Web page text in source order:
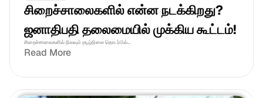
சிறைச்சாலைகளில் என்ன நடக்கிறது?
ஜனாதிபதி தலைமையில் முக்கிய கூட்டம்!
சிறைச்சாலைகளில் நிலவும் சூழ்நிலை தொடர்பில்...
Read More